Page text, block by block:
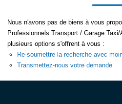
Nous n'avons pas de biens à vous
Professionnels Transport / Garage Taxi/
plusieurs options s'offrent à vous :
Re-soumettre la recherche avec
Transmettez-nous votre demande